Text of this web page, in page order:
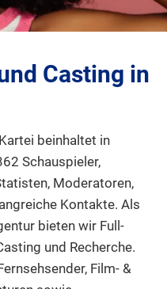
Casting in
beinhaltet in
Schauspieler,
Moderatoren,
Kontakte. Als
bieten wir Full-
und Recherche.
Film- &